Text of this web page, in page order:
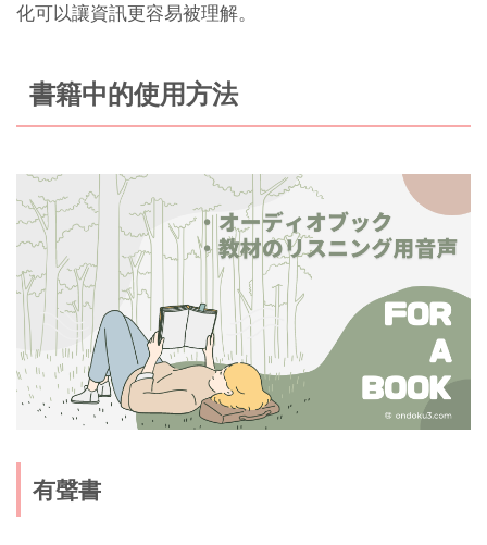
化可以讓資訊更容易被理解。
書籍中的使用方法
有聲書